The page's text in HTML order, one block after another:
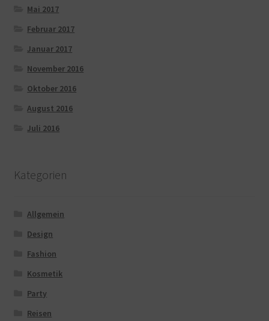
Mai 2017
Februar 2017
Januar 2017
November 2016
Oktober 2016
August 2016
Juli 2016
Kategorien
Allgemein
Design
Fashion
Kosmetik
Party
Reisen